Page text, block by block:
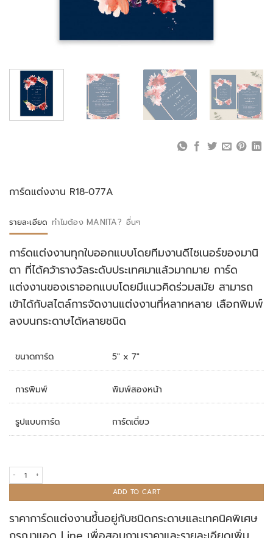
การ์ดแต่งงาน R18-077A
รายละเอียด ทำไมต้อง MANITA? อื่นๆ
การ์ดแต่งงานทุกใบออกแบบโดยทีมงานดีไซเนอร์ของมานิ
ตา ที่ได้คว้ารางวัลระดับประเทศมาแล้วมากมาย การ์ด
แต่งงานของเราออกแบบโดยมีแนวคิดร่วมสมัย สามารถ
เข้าได้กับสไตล์การจัดงานแต่งงานที่หลากหลาย เลือกพิมพ์
ลงบนกระดาษได้หลายชนิด
ขนาดการ์ด 5" x 7"
การพิมพ์ พิมพ์สองหน้า
รูปแบบการ์ด การ์ดเดี่ยว
การ์ดแต่งงาน R18-077A quantity
ADD TO CART
ราคาการ์ดแต่งงานขึ้นอยู่กับชนิดกระดาษและเทคนิคพิเศษ